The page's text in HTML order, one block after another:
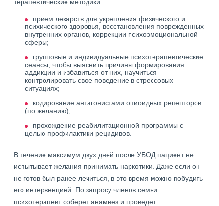
терапевтические методики:
прием лекарств для укрепления физического и
психического здоровья, восстановления поврежденных
внутренних органов, коррекции психоэмоциональной
сферы;
групповые и индивидуальные психотерапевтические
сеансы, чтобы выяснить причины формирования
аддикции и избавиться от них, научиться
контролировать свое поведение в стрессовых
ситуациях;
кодирование антагонистами опиоидных рецепторов
(по желанию);
прохождение реабилитационной программы с
целью профилактики рецидивов.
В течение максимум двух дней после УБОД пациент не
испытывает желания принимать наркотики. Даже если он
не готов был ранее лечиться, в это время можно побудить
его интервенцией. По запросу членов семьи
психотерапевт соберет анамнез и проведет